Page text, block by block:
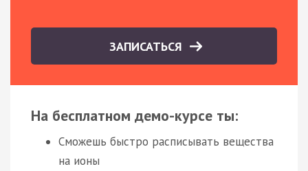
ЗАПИСАТЬСЯ
На бесплатном демо-курсе ты:
Сможешь быстро расписывать вещества
на ионы